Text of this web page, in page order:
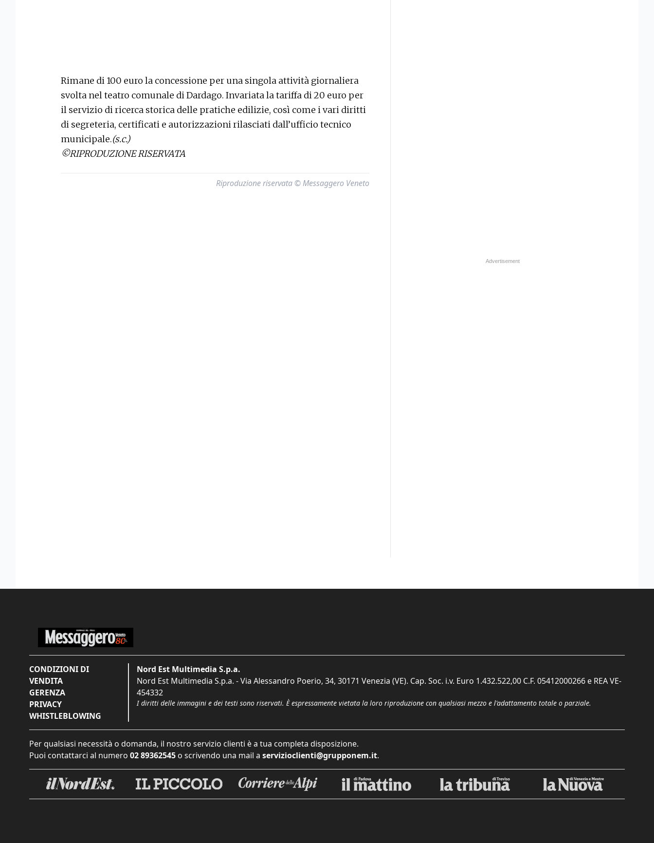
Rimane di 100 euro la concessione per una singola attività giornaliera
svolta nel teatro comunale di Dardago. Invariata la tariffa di 20 euro per
il servizio di ricerca storica delle pratiche edilizie, così come i vari diritti
di segreteria, certificati e autorizzazioni rilasciati dall’ufficio tecnico
municipale.(s.c.)
©RIPRODUZIONE RISERVATA
Riproduzione riservata © Messaggero Veneto
CONDIZIONI DI
VENDITA
GERENZA
PRIVACY
WHISTLEBLOWING
Nord Est Multimedia S.p.a.
Nord Est Multimedia S.p.a. - Via Alessandro Poerio, 34, 30171 Venezia (VE). Cap. Soc. i.v. Euro 1.432.522,00 C.F. 05412000266 e REA VE-
454332
I diritti delle immagini e dei testi sono riservati. È espressamente vietata la loro riproduzione con qualsiasi mezzo e l'adattamento totale o parziale.
Per qualsiasi necessità o domanda, il nostro servizio clienti è a tua completa disposizione.
Puoi contattarci al numero 02 89362545 o scrivendo una mail a servizioclienti@grupponem.it.